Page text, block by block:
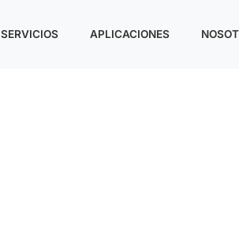
SERVICIOS APLICACIONES